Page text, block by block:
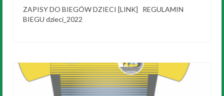
ZAPISY DO BIEGÓW DZIECI [LINK] REGULAMIN
BIEGU dzieci_2022